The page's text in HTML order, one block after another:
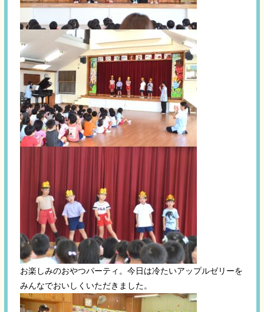
お楽しみのおやつパーティ。今日は冷たいアップルゼリーを
みんなでおいしくいただきました。